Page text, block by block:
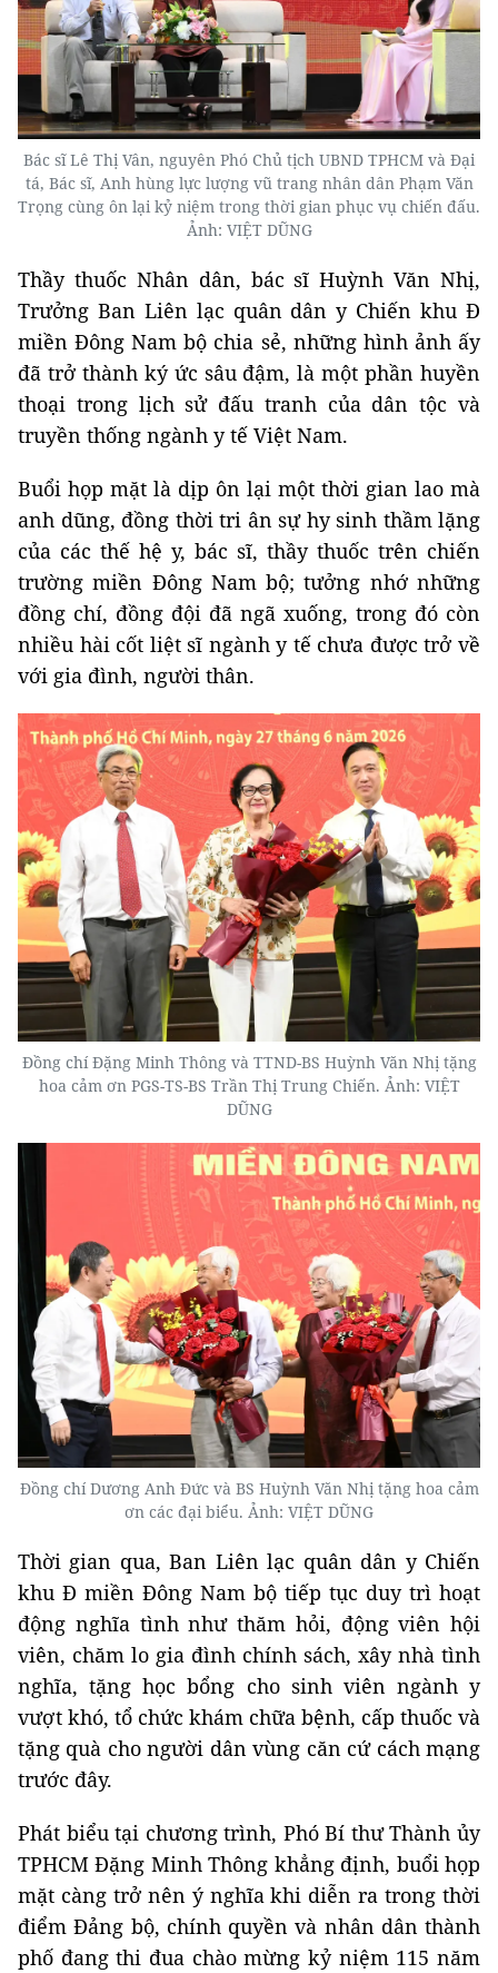
Bác sĩ Lê Thị Vân, nguyên Phó Chủ tịch UBND TPHCM và Đại
tá, Bác sĩ, Anh hùng lực lượng vũ trang nhân dân Phạm Văn
Trọng cùng ôn lại kỷ niệm trong thời gian phục vụ chiến đấu.
Ảnh: VIỆT DŨNG
Thầy thuốc Nhân dân, bác sĩ Huỳnh Văn Nhị,
Trưởng Ban Liên lạc quân dân y Chiến khu Đ
miền Đông Nam bộ chia sẻ, những hình ảnh ấy
đã trở thành ký ức sâu đậm, là một phần huyền
thoại trong lịch sử đấu tranh của dân tộc và
truyền thống ngành y tế Việt Nam.
Buổi họp mặt là dịp ôn lại một thời gian lao mà
anh dũng, đồng thời tri ân sự hy sinh thầm lặng
của các thế hệ y, bác sĩ, thầy thuốc trên chiến
trường miền Đông Nam bộ; tưởng nhớ những
đồng chí, đồng đội đã ngã xuống, trong đó còn
nhiều hài cốt liệt sĩ ngành y tế chưa được trở về
với gia đình, người thân.
Đồng chí Đặng Minh Thông và TTND-BS Huỳnh Văn Nhị tặng
hoa cảm ơn PGS-TS-BS Trần Thị Trung Chiến. Ảnh: VIỆT
DŨNG
Đồng chí Dương Anh Đức và BS Huỳnh Văn Nhị tặng hoa cảm
ơn các đại biểu. Ảnh: VIỆT DŨNG
Thời gian qua, Ban Liên lạc quân dân y Chiến
khu Đ miền Đông Nam bộ tiếp tục duy trì hoạt
động nghĩa tình như thăm hỏi, động viên hội
viên, chăm lo gia đình chính sách, xây nhà tình
nghĩa, tặng học bổng cho sinh viên ngành y
vượt khó, tổ chức khám chữa bệnh, cấp thuốc và
tặng quà cho người dân vùng căn cứ cách mạng
trước đây.
Phát biểu tại chương trình, Phó Bí thư Thành ủy
TPHCM Đặng Minh Thông khẳng định, buổi họp
mặt càng trở nên ý nghĩa khi diễn ra trong thời
điểm Đảng bộ, chính quyền và nhân dân thành
phố đang thi đua chào mừng kỷ niệm 115 năm